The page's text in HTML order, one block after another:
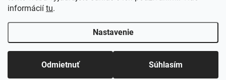
informácií tu.
Nastavenie
Odmietnuť Súhlasím
Vytvoril Shoptet
Copyright 2026HouseGarden.sk. Všetky práva vyhradené.Upraviť